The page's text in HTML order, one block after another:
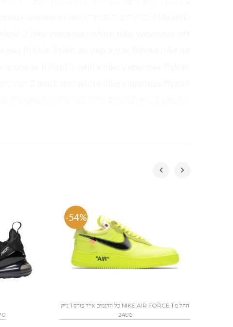
-54%
כל הדגמים אייר פורס 1 נייק NIKE AIR FORCE 1 החל מ
249₪